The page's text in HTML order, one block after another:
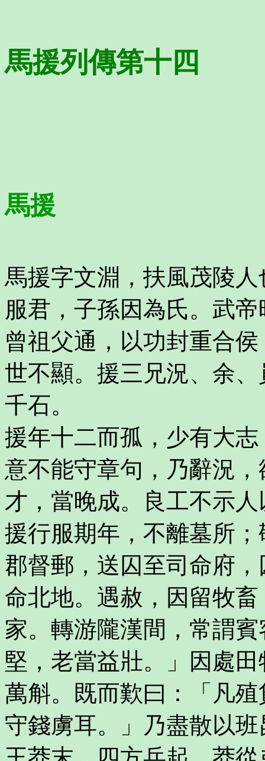
馬援列傳第十四
馬援
馬援字文淵，扶風茂陵
服君，子孫因為氏。武
曾祖父通，以功封重合
世不顯。援三兄況、余
千石。
援年十二而孤，少有大
意不能守章句，乃辭況
才，當晚成。良工不示
援行服期年，不離墓所
郡督郵，送囚至司命府
命北地。遇赦，因留牧
家。轉游隴漢間，常謂
堅，老當益壯。」因處
萬斛。既而歎曰：「凡
守錢虜耳。」乃盡散以